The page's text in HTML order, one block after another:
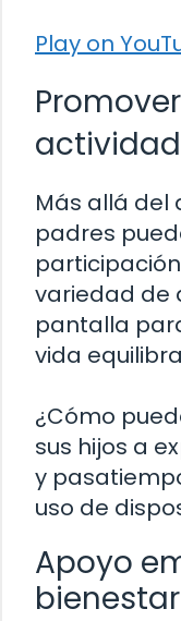
Play on
Más allá del
padres
variedad de
pantalla
vida
¿Cómo
sus hijos a
y
uso de
Apoyo
bienestar